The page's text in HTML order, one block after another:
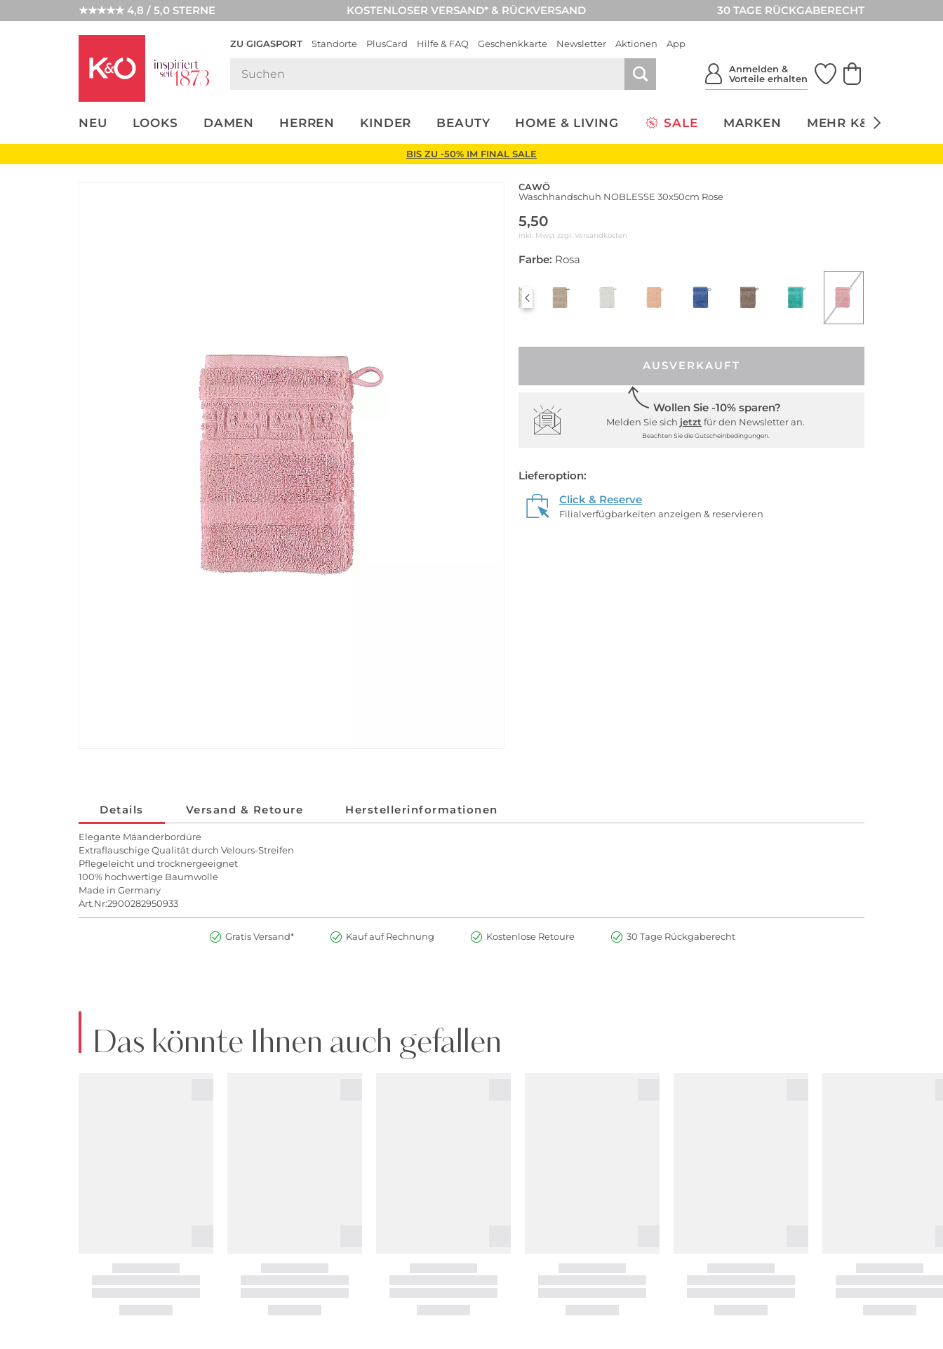
★★★★★ 4,8 / 5,0 STERNE KOSTENLOSER VERSAND* & RÜCKVERSAND 30 TAGE RÜCKGABERECHT
ZU GIGASPORT Standorte PlusCard Hilfe & FAQ Geschenkkarte Newsletter Aktionen App
Anmelden &
Vorteile erhalten
NEU LOOKS DAMEN HERREN KINDER BEAUTY HOME & LIVING SALE MARKEN MEHR K&Ö
UNSERE APP
CLICK &
BIS ZU -50% IM FINAL SALE
CAWÖ
Waschhandschuh NOBLESSE 30x50cm Rose
5,50
inkl. Mwst zzgl. Versandkosten
Farbe: Rosa
AUSVERKAUFT
Wollen Sie -10% sparen?
Melden Sie sich jetzt für den Newsletter an.
Beachten Sie die Gutscheinbedingungen.
Lieferoption:
Click & Reserve
Filialverfügbarkeiten anzeigen & reservieren
Details Versand & Retoure Herstellerinformationen
Elegante Mäanderbordüre
Extraflauschige Qualität durch Velours-Streifen
Pflegeleicht und trocknergeeignet
100% hochwertige Baumwolle
Made in Germany
Art.Nr:2900282950933
Gratis Versand* Kauf auf Rechnung Kostenlose Retoure 30 Tage Rückgaberecht
Das könnte Ihnen auch gefallen